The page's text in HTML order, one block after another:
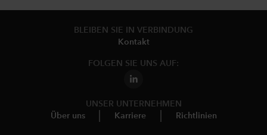
BLEIBEN SIE IN VERBINDUNG
Kontakt
FOLGEN SIE UNS AUF:
UNSER UNTERNEHMEN
Über uns
Karriere Richtlinien